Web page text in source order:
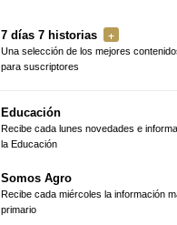
7 días 7 historias
Una selección de los mejores
para suscriptores
Educación
Recibe cada lunes novedades e
la Educación
Somos Agro
Recibe cada miércoles la información
primario